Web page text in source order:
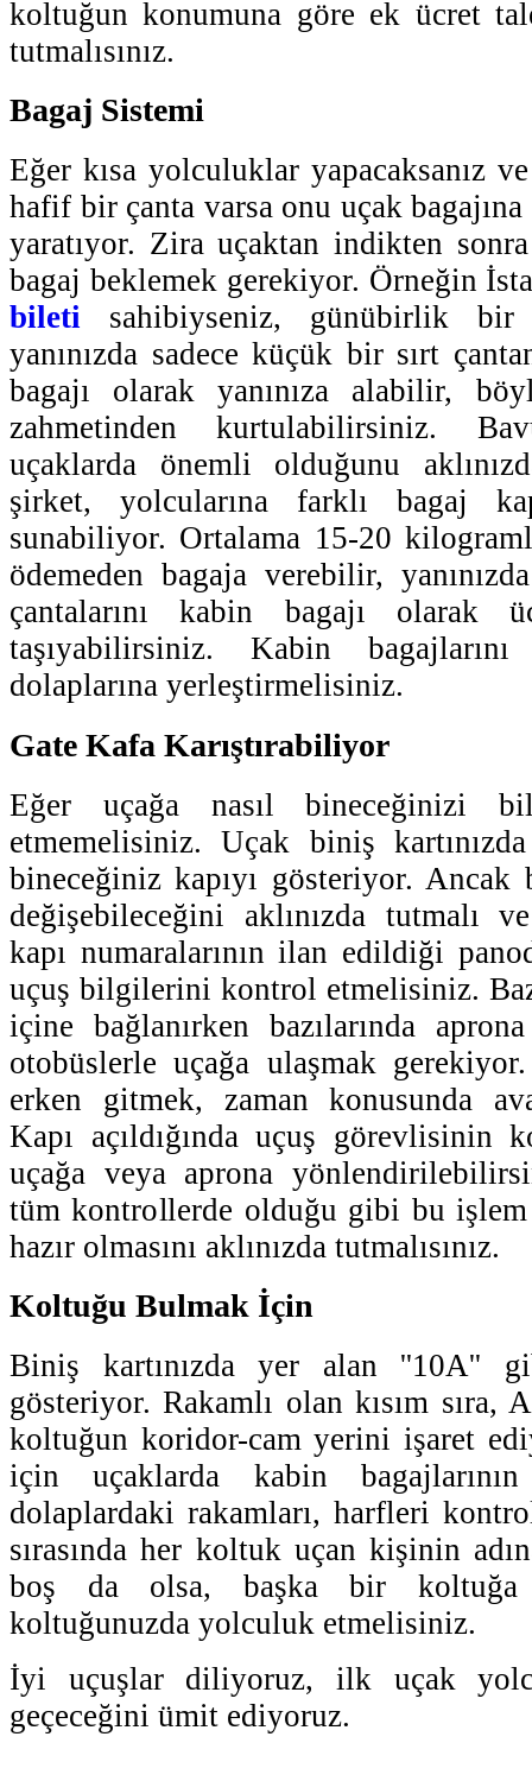
koltuğun konumuna göre ek ücret
tutmalısınız.
Bagaj Sistemi
Eğer kısa yolculuklar yapacaksanız
hafif bir çanta varsa onu uçak
yaratıyor. Zira uçaktan indikten
bagaj beklemek gerekiyor. Örneğin
bileti sahibiyseniz, günübirlik
yanınızda sadece küçük bir sırt
bagajı olarak yanınıza alabilir,
zahmetinden kurtulabilirsiniz.
uçaklarda önemli olduğunu
şirket, yolcularına farklı bagaj
sunabiliyor. Ortalama 15-20
ödemeden bagaja verebilir,
çantalarını kabin bagajı olarak
taşıyabilirsiniz. Kabin
dolaplarına yerleştirmelisiniz.
Gate Kafa Karıştırabiliyor
Eğer uçağa nasıl bineceğinizi
etmemelisiniz. Uçak biniş
bineceğiniz kapıyı gösteriyor. Ancak
değişebileceğini aklınızda tutmalı
kapı numaralarının ilan edildiği
uçuş bilgilerini kontrol etmelisiniz.
içine bağlanırken bazılarında
otobüslerle uçağa ulaşmak
erken gitmek, zaman konusunda
Kapı açıldığında uçuş görevlisinin
uçağa veya aprona
tüm kontrollerde olduğu gibi bu
hazır olmasını aklınızda tutmalısınız.
Koltuğu Bulmak İçin
Biniş kartınızda yer alan ''10A''
gösteriyor. Rakamlı olan kısım
koltuğun koridor-cam yerini işaret
için uçaklarda kabin
dolaplardaki rakamları, harfleri
sırasında her koltuk uçan kişinin
boş da olsa, başka bir koltuğa
koltuğunuzda yolculuk etmelisiniz.
İyi uçuşlar diliyoruz, ilk uçak
geçeceğini ümit ediyoruz.